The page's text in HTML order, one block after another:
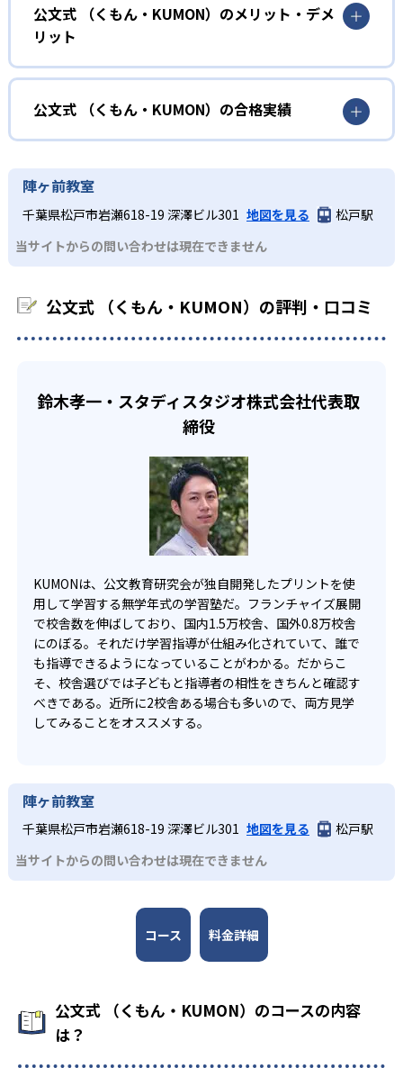
しさを経験できる。
ルステップで進んでいけるよう工夫されている。このスタ
イルは子どもの学習意欲をかき立てるため、教えてもらう
という受け身の姿勢ではなく、自ら進んで学ぶ姿勢を身に
つけられるだろう。
また、自学学習スタイルで学ぶ子どもたちは、自らの学習
課題に気がつくようになる。学年を超えた範囲も学習でき
03 フレキシブルな受講スタイル
KUMONでは、教室が開いている時間内であれば、何曜日に
い中高生にも通室しやすい。また、教室によっては自宅か
小学校に入る準備をしたい幼児向け
KUMONでは細かいステップに分かれた教材で、わかる楽し
さを経験しながら無理なく力を高めていける。
性格や学習への取り組み姿勢に合わせて内容も調整するた
め、小学校に入ってもつまずきにくい学力を身につけられ
るだろう。
中学に向けて苦手教科を克服したい子ども向け
KUMONでは経験豊富な先生が、子どものやる気を引き出せ
る。苦手な科目でも自分で解けた達成感を味わうことで、
少しずつ苦手意識を克服できるだろう。
中学生・高校生
部活や習い事と両立したい生徒向け
宿題の量や進め方に関しては、いつでも気軽に相談可能
公文式 （くもん・KUMON）のメリット・デメ
リット
どんなメリットがある？
KUMONでは自学自習スタイルで勉強するため、集中力や目
標に向かって頑張りやり抜く力を育むことができる。ま
た、年齢や学年にとらわれずに自分の学力に相応したレベ
ルから学習できるため、難しすぎてやる気を損ねたり、簡
単すぎて退屈することもない。
どんなデメリットがある？
KUMONでは、中高生のクラスでも数学・英語・国語の3教
科に限られるため、その他の教科に関しては他塾を検討す
公文式 （くもん・KUMON）の合格実績
KUMONは、公式サイトでは合格実績は公開していない。志
わせたい。
陣ヶ前教室
千葉県松戸市岩瀬618-19 深澤ビル301 地図を見る
松戸駅
当サイトからの問い合わせは現在できません
公文式 （くもん・KUMON）の評判・口コミ
鈴木孝一・スタディスタジオ株式会社代表取
締役
KUMONは、公文教育研究会が独自開発したプリントを使
用して学習する無学年式の学習塾だ。フランチャイズ展開
で校舎数を伸ばしており、国内1.5万校舎、国外0.8万校舎
にのぼる。それだけ学習指導が仕組み化されていて、誰で
も指導できるようになっていることがわかる。だからこ
そ、校舎選びでは子どもと指導者の相性をきちんと確認す
べきである。近所に2校舎ある場合も多いので、両方見学
してみることをオススメする。
陣ヶ前教室
千葉県松戸市岩瀬618-19 深澤ビル301 地図を見る
松戸駅
当サイトからの問い合わせは現在できません
コース 料金詳細
公文式 （くもん・KUMON）のコースの内容
は？